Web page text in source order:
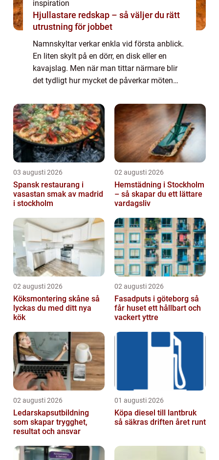
inspiration
Hjullastare redskap – så väljer du rätt
utrustning för jobbet
Namnskyltar verkar enkla vid första anblick.
En liten skylt på en dörr, en disk eller en
kavajslag. Men när man tittar närmare blir
det tydligt hur mycket de påverkar möten
03 augusti 2026
Spansk restaurang i
vasastan smak av madrid
i stockholm
02 augusti 2026
Hemstädning i Stockholm
– så skapar du ett lättare
vardagsliv
02 augusti 2026
Köksmontering skåne så
lyckas du med ditt nya
kök
02 augusti 2026
Fasadputs i göteborg så
får huset ett hållbart och
vackert yttre
02 augusti 2026
Ledarskapsutbildning
som skapar trygghet,
resultat och ansvar
01 augusti 2026
Köpa diesel till lantbruk
så säkras driften året runt